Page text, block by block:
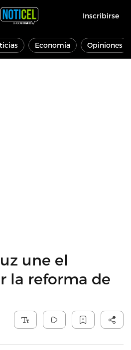
Inscribirse
Economía Opiniones
une el
la reforma de